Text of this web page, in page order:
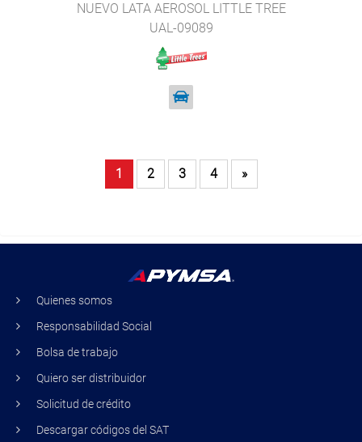
NUEVO LATA AEROSOL LITTLE TREE
UAL-09089
1 2 3 4 »
Quienes somos
Responsabilidad Social
Bolsa de trabajo
Quiero ser distribuidor
Solicitud de crédito
Descargar códigos del SAT